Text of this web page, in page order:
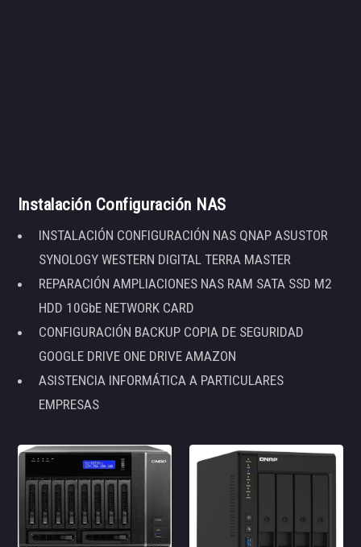
Instalación Configuración NAS
INSTALACIÓN CONFIGURACIÓN NAS QNAP ASUSTOR
SYNOLOGY WESTERN DIGITAL TERRA MASTER
REPARACIÓN AMPLIACIONES NAS RAM SATA SSD M2
HDD 10GbE NETWORK CARD
CONFIGURACIÓN BACKUP COPIA DE SEGURIDAD
GOOGLE DRIVE ONE DRIVE AMAZON
ASISTENCIA INFORMÁTICA A PARTICULARES
EMPRESAS